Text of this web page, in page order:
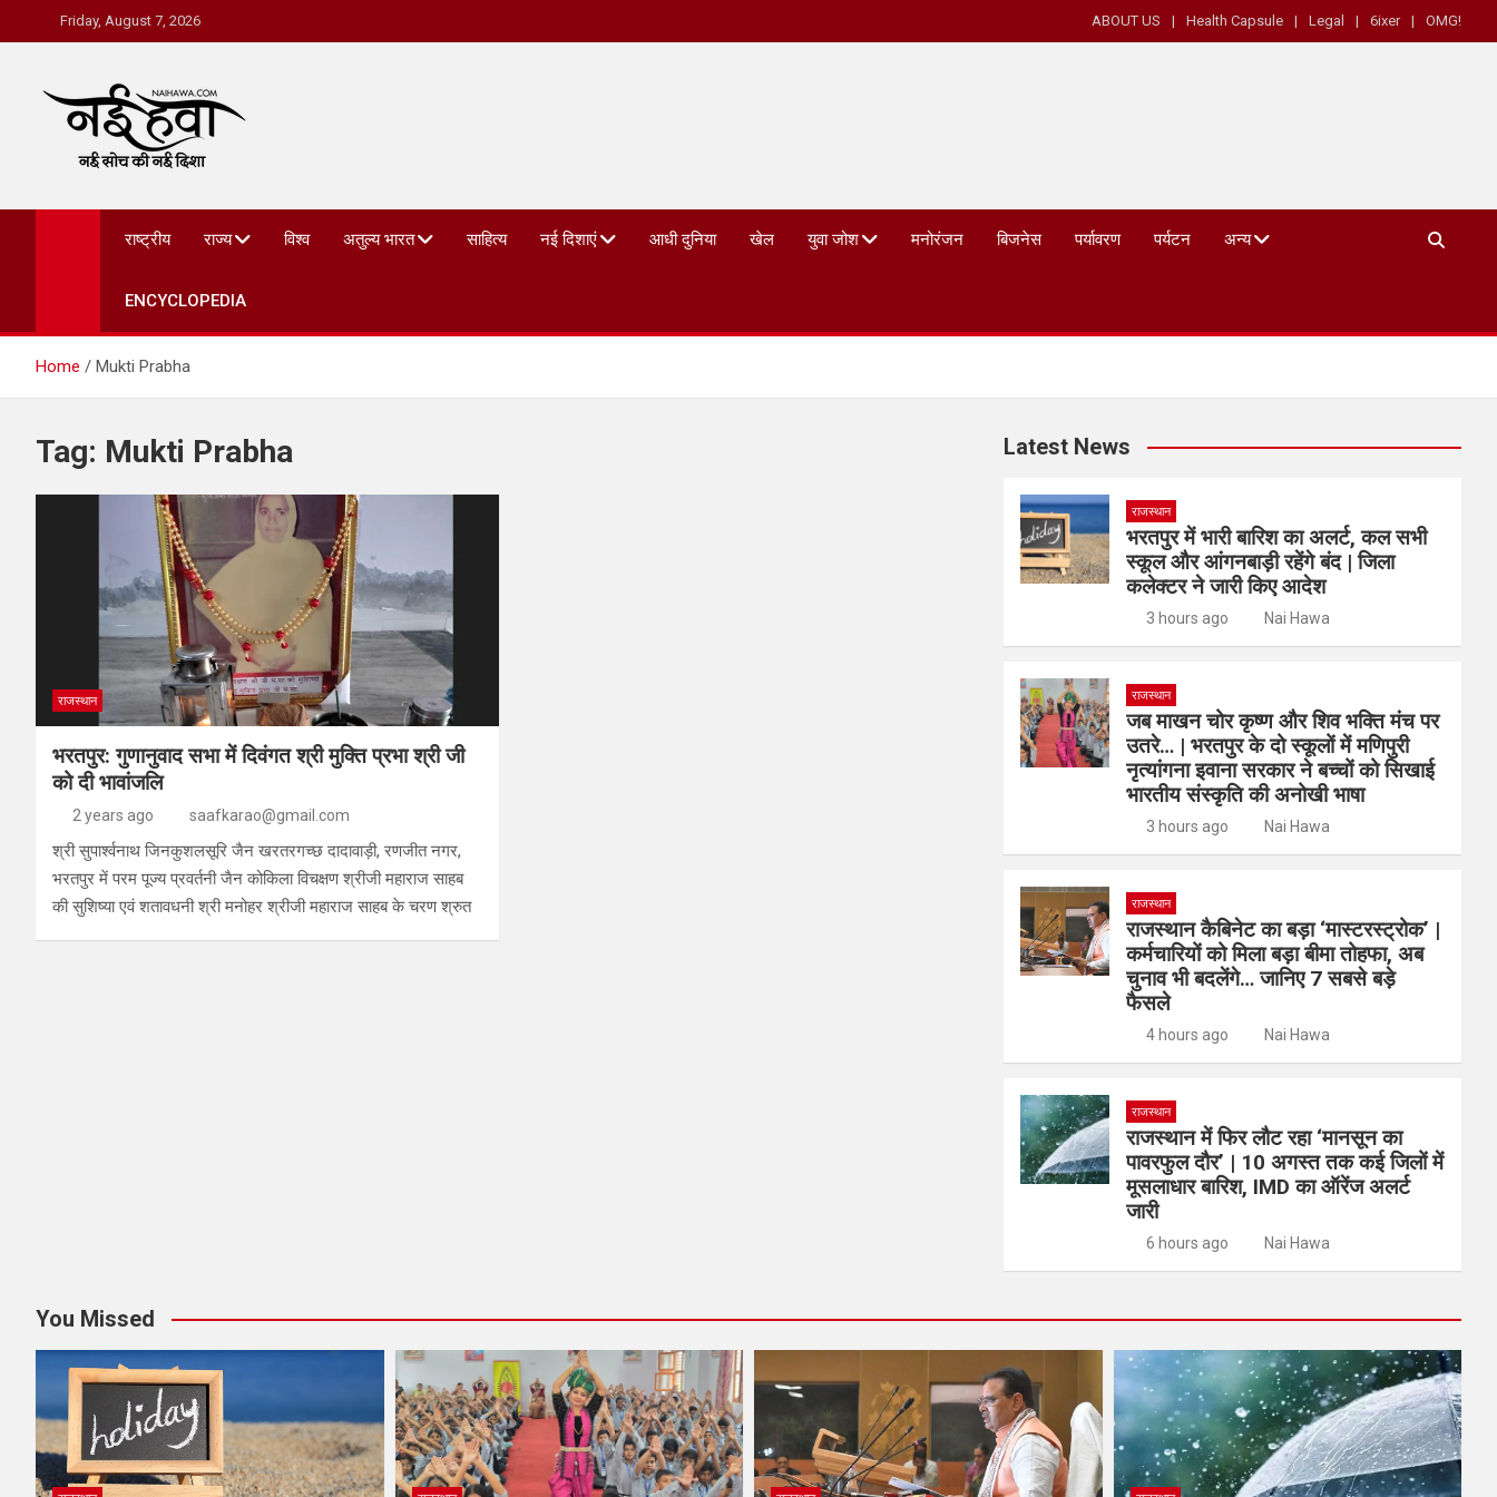
Friday, August 7, 2026 ABOUT US Health Capsule Legal 6ixer OMG!
Nai Hawa
राष्ट्रीय राज्य विश्व अतुल्य भारत साहित्य नई दिशाएं आधी दुनिया खेल युवा जोश मनोरंजन बिजनेस पर्यावरण पर्यटन अन्य
ENCYCLOPEDIA
Home Mukti Prabha
Tag: Mukti Prabha
राजस्थान
भरतपुर: गुणानुवाद सभा में दिवंगत श्री मुक्ति प्रभा श्री जी
को दी भावांजलि
2 years ago saafkarao@gmail.com
श्री सुपार्श्वनाथ जिनकुशलसूरि जैन खरतरगच्छ दादावाड़ी, रणजीत नगर,
भरतपुर में परम पूज्य प्रवर्तनी जैन कोकिला विचक्षण श्रीजी महाराज साहब
की सुशिष्या एवं शतावधनी श्री मनोहर श्रीजी महाराज साहब के चरण श्रुत
Latest News
राजस्थान
भरतपुर में भारी बारिश का अलर्ट, कल सभी
स्कूल और आंगनबाड़ी रहेंगे बंद | जिला
कलेक्टर ने जारी किए आदेश
3 hours ago Nai Hawa
राजस्थान
जब माखन चोर कृष्ण और शिव भक्ति मंच पर
उतरे… | भरतपुर के दो स्कूलों में मणिपुरी
नृत्यांगना इवाना सरकार ने बच्चों को सिखाई
भारतीय संस्कृति की अनोखी भाषा
3 hours ago Nai Hawa
राजस्थान
राजस्थान कैबिनेट का बड़ा ‘मास्टरस्ट्रोक’ |
कर्मचारियों को मिला बड़ा बीमा तोहफा, अब
चुनाव भी बदलेंगे… जानिए 7 सबसे बड़े
फैसले
4 hours ago Nai Hawa
राजस्थान
राजस्थान में फिर लौट रहा ‘मानसून का
पावरफुल दौर’ | 10 अगस्त तक कई जिलों में
मूसलाधार बारिश, IMD का ऑरेंज अलर्ट
जारी
6 hours ago Nai Hawa
You Missed